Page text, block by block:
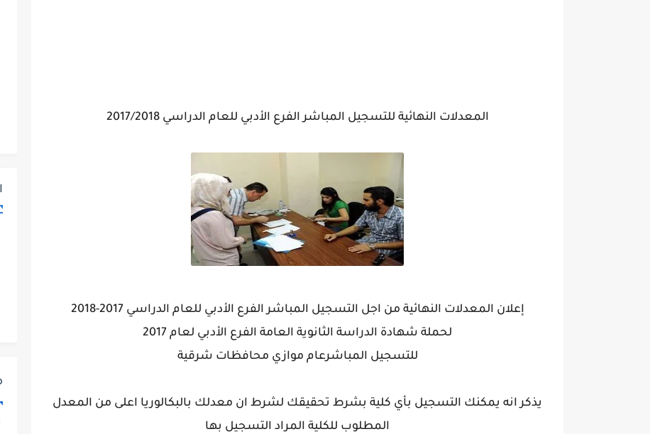
المعدلات النهائية للتسجيل المباشر الفرع الأدبي للعام الدراسي 2017/2018
إعلان المعدلات النهائية من اجل التسجيل المباشر الفرع الأدبي للعام الدراسي 2017-2018
لحملة شهادة الدراسة الثانوية العامة الفرع الأدبي لعام 2017
للتسجيل المباشرعام موازي محافظات شرقية
يذكر انه يمكنك التسجيل بأي كلية بشرط تحقيقك لشرط ان معدلك بالبكالوريا اعلى من المعدل
المطلوب للكلية المراد التسجيل بها